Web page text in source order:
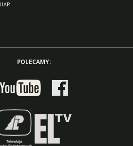
POLECAMY: